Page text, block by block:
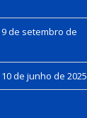
9 de setembro de
10 de junho de 2025